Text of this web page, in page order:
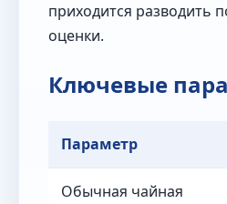
приходится разводить
оценки.
Ключевые
Параметр
Обычная чайная